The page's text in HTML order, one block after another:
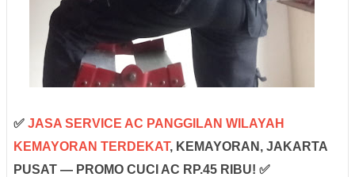
✅ JASA SERVICE AC PANGGILAN WILAYAH
KEMAYORAN TERDEKAT, KEMAYORAN, JAKARTA
PUSAT — PROMO CUCI AC RP.45 RIBU! ✅